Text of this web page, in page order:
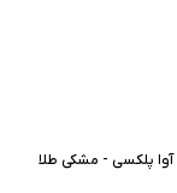
آوا پلکسی - مشکی طلا